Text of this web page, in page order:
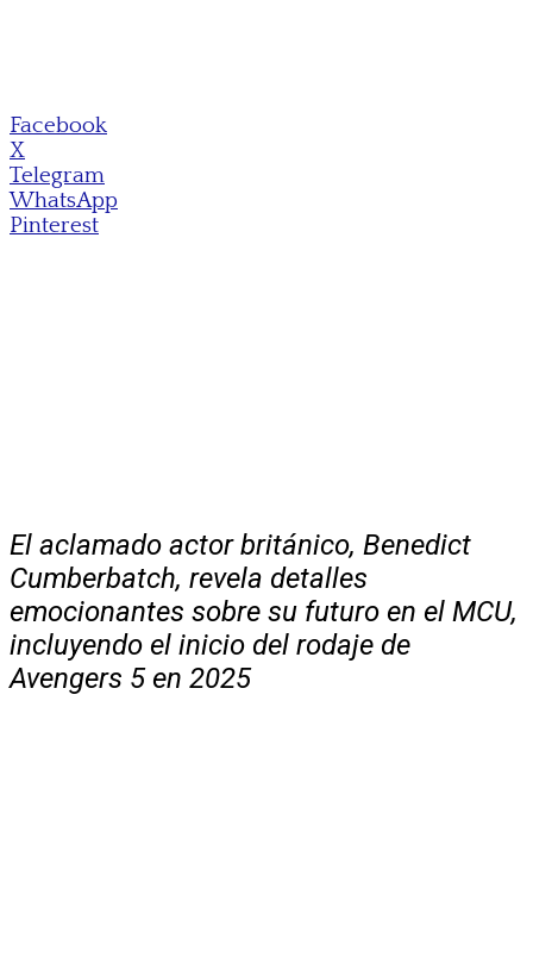
Facebook
X
Telegram
WhatsApp
Pinterest
El aclamado actor británico, Benedict
Cumberbatch, revela detalles
emocionantes sobre su futuro en el MCU,
incluyendo el inicio del rodaje de
Avengers 5 en 2025